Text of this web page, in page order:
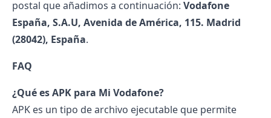
postal que añadimos a continuación: Vodafone
España, S.A.U, Avenida de América, 115. Madrid
(28042), España.
FAQ
¿Qué es APK para Mi Vodafone?
APK es un tipo de archivo ejecutable que permite